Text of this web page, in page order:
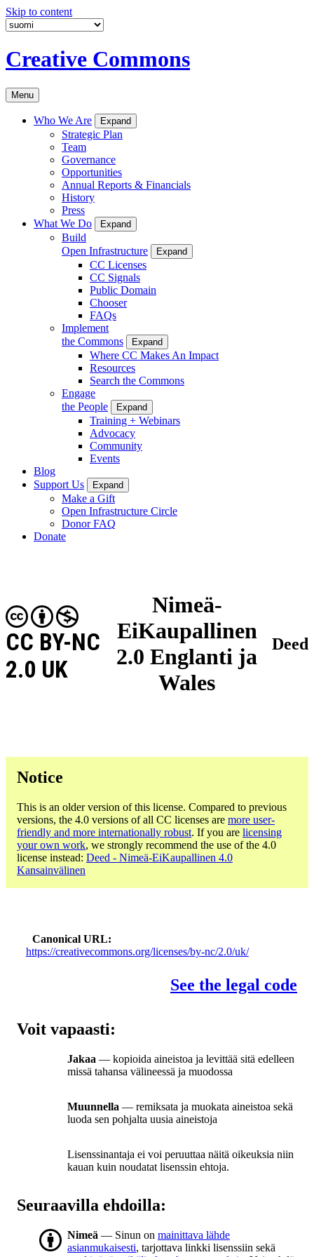
Skip to content
Creative Commons
Menu
Who We Are Expand
Strategic Plan
Team
Governance
Opportunities
Annual Reports & Financials
History
Press
What We Do
Expand
Build
Open Infrastructure
Expand
CC Licenses
CC Signals
Public Domain
Chooser
FAQs
Implement
the Commons
Expand
Where CC Makes An Impact
Resources
Search the Commons
Engage
the People
Expand
Training + Webinars
Advocacy
Community
Events
Blog
Support Us
Expand
Make a Gift
Open Infrastructure Circle
Donor FAQ
Donate
Nimeä-
EiKaupallinen
2.0 Englanti ja
Wales
CC BY-NC
2.0 UK
Deed
Notice
This is an older version of this license. Compared to previous
versions, the 4.0 versions of all CC licenses are more user-
friendly and more internationally robust. If you are licensing
your own work, we strongly recommend the use of the 4.0
license instead: Deed - Nimeä-EiKaupallinen 4.0
Kansainvälinen
Canonical URL
https://creativecommons.org/licenses/by-nc/2.0/uk/
See the legal code
Voit vapaasti:
Jakaa — kopioida aineistoa ja levittää sitä edelleen
missä tahansa välineessä ja muodossa
Muunnella — remiksata ja muokata aineistoa sekä
luoda sen pohjalta uusia aineistoja
Lisenssinantaja ei voi peruuttaa näitä oikeuksia niin
kauan kuin noudatat lisenssin ehtoja.
Seuraavilla ehdoilla:
Nimeä — Sinun on mainittava lähde
asianmukaisesti, tarjottava linkki lisenssiin sekä